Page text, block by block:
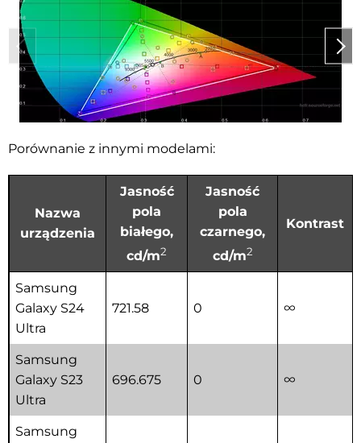
Porównanie z innymi modelami:
Nazwa
urządzenia
Jasność
pola
białego,
cd/m2
Jasność
pola
czarnego,
cd/m2
Kontrast
Samsung
Galaxy S24
Ultra
721.58 0 ∞
Samsung
Galaxy S23
Ultra
696.675 0 ∞
Samsung